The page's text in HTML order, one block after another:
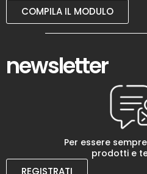
COMPILA IL MODULO
newsletter
Per essere
prodotti e
REGISTRATI